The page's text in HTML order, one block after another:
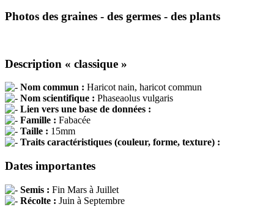
Photos des graines - des germes - des plants
Description « classique »
Nom commun : Haricot nain, haricot commun
Nom scientifique : Phaseaolus vulgaris
Lien vers une base de données :
Famille : Fabacée
Taille : 15mm
Traits caractéristiques (couleur, forme, texture) :
Dates importantes
Semis : Fin Mars à Juillet
Récolte : Juin à Septembre